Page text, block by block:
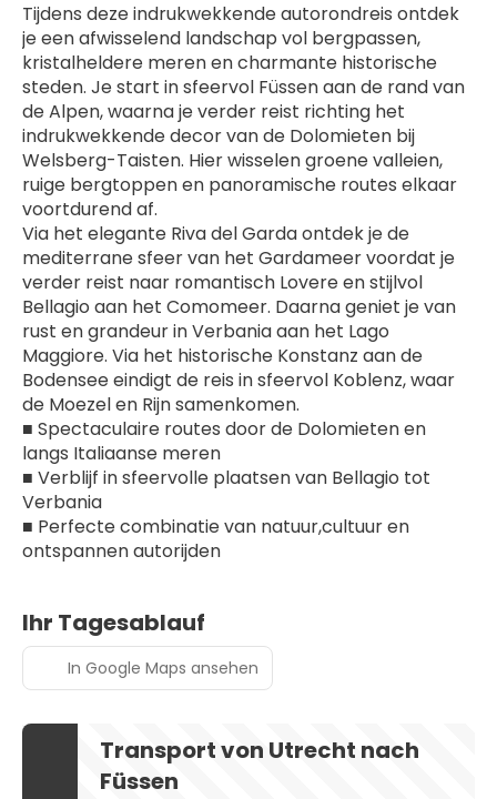
Tijdens deze indrukwekkende autorondreis ontdek
je een afwisselend landschap vol bergpassen,
kristalheldere meren en charmante historische
steden. Je start in sfeervol Füssen aan de rand van
de Alpen, waarna je verder reist richting het
indrukwekkende decor van de Dolomieten bij
Welsberg-Taisten. Hier wisselen groene valleien,
ruige bergtoppen en panoramische routes elkaar
voortdurend af.
Via het elegante Riva del Garda ontdek je de
mediterrane sfeer van het Gardameer voordat je
verder reist naar romantisch Lovere en stijlvol
Bellagio aan het Comomeer. Daarna geniet je van
rust en grandeur in Verbania aan het Lago
Maggiore. Via het historische Konstanz aan de
Bodensee eindigt de reis in sfeervol Koblenz, waar
de Moezel en Rijn samenkomen.
■ Spectaculaire routes door de Dolomieten en
langs Italiaanse meren
■ Verblijf in sfeervolle plaatsen van Bellagio tot
Verbania
■ Perfecte combinatie van natuur,cultuur en
ontspannen autorijden
Ihr Tagesablauf
In Google Maps ansehen
Transport von Utrecht nach
Füssen